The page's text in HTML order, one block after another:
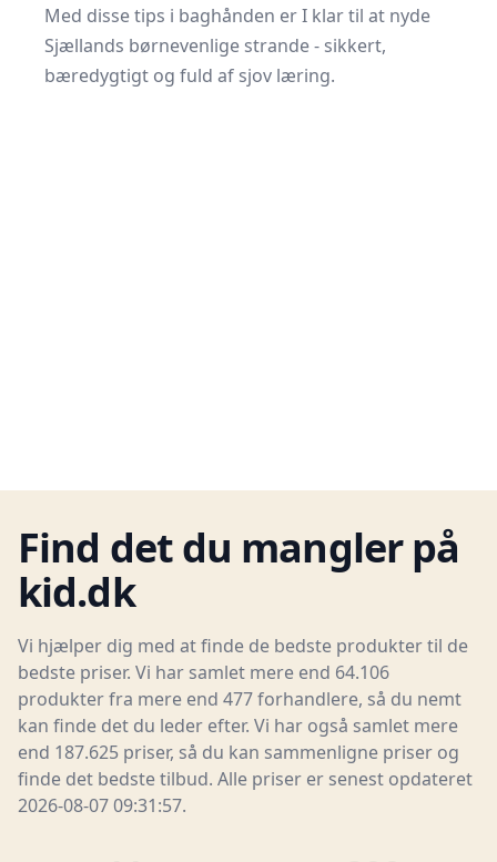
Med disse tips i baghånden er I klar til at nyde
Sjællands børnevenlige strande - sikkert,
bæredygtigt og fuld af sjov læring.
Find det du mangler på
kid.dk
Vi hjælper dig med at finde de bedste produkter til de
bedste priser. Vi har samlet mere end 64.106
produkter fra mere end 477 forhandlere, så du nemt
kan finde det du leder efter. Vi har også samlet mere
end 187.625 priser, så du kan sammenligne priser og
finde det bedste tilbud. Alle priser er senest opdateret
2026-08-07 09:31:57.